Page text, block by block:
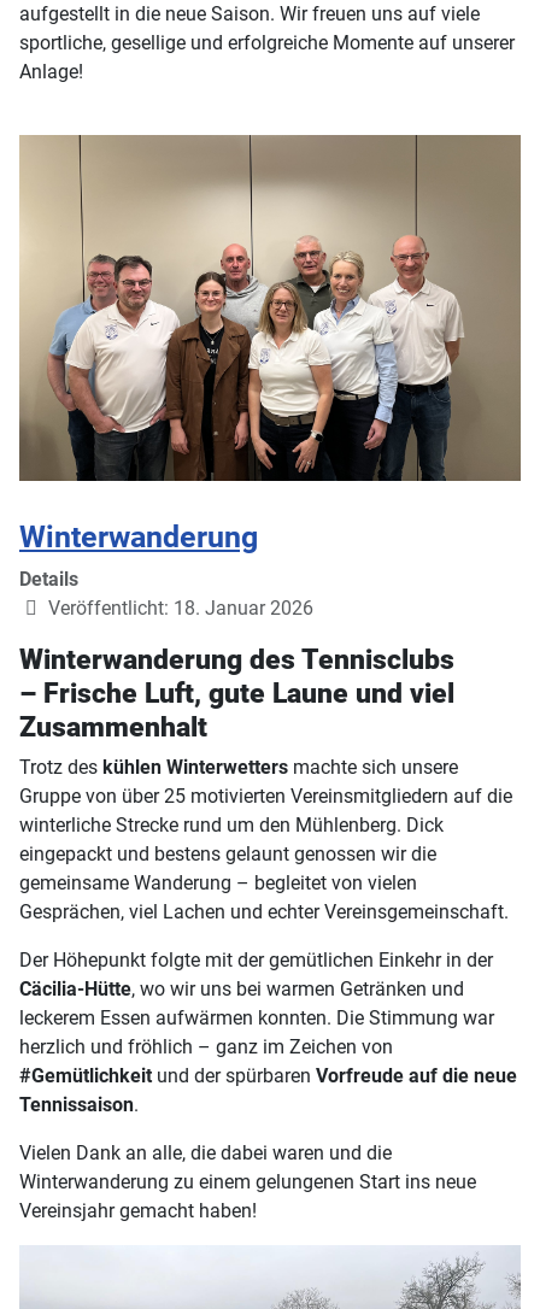
aufgestellt in die neue Saison. Wir freuen uns auf viele
sportliche, gesellige und erfolgreiche Momente auf unserer
Anlage!
Winterwanderung
Details
Veröffentlicht: 18. Januar 2026
Winterwanderung des Tennisclubs
– Frische Luft, gute Laune und viel
Zusammenhalt
Trotz des kühlen Winterwetters machte sich unsere
Gruppe von über 25 motivierten Vereinsmitgliedern auf die
winterliche Strecke rund um den Mühlenberg. Dick
eingepackt und bestens gelaunt genossen wir die
gemeinsame Wanderung – begleitet von vielen
Gesprächen, viel Lachen und echter Vereinsgemeinschaft.
Der Höhepunkt folgte mit der gemütlichen Einkehr in der
Cäcilia-Hütte, wo wir uns bei warmen Getränken und
leckerem Essen aufwärmen konnten. Die Stimmung war
herzlich und fröhlich – ganz im Zeichen von
#Gemütlichkeit und der spürbaren Vorfreude auf die neue
Tennissaison.
Vielen Dank an alle, die dabei waren und die
Winterwanderung zu einem gelungenen Start ins neue
Vereinsjahr gemacht haben!